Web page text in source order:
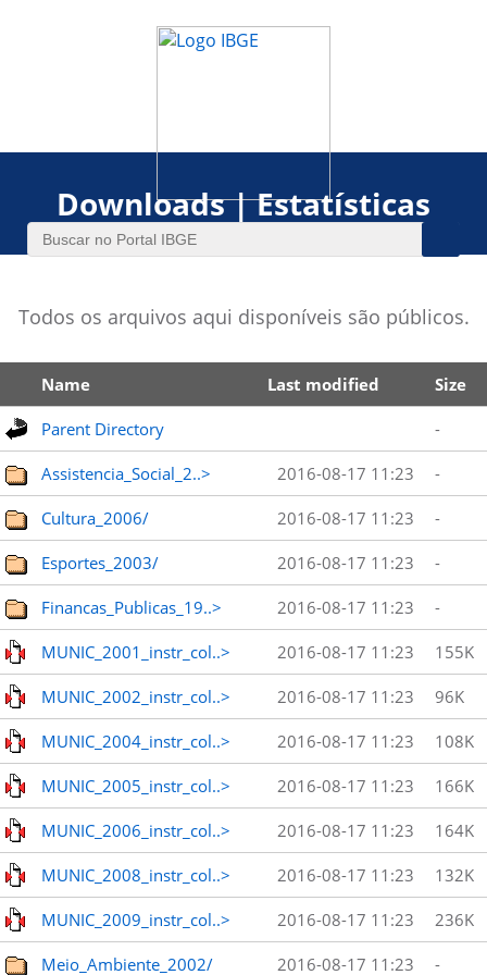
Downloads | Estatísticas
Todos os arquivos aqui disponíveis são públicos.
Name Last modified Size
Parent Directory -
Assistencia_Social_2..> 2016-08-17 11:23 -
Cultura_2006/ 2016-08-17 11:23 -
Esportes_2003/ 2016-08-17 11:23 -
Financas_Publicas_19..> 2016-08-17 11:23 -
MUNIC_2001_instr_col..> 2016-08-17 11:23 155K
MUNIC_2002_instr_col..> 2016-08-17 11:23 96K
MUNIC_2004_instr_col..> 2016-08-17 11:23 108K
MUNIC_2005_instr_col..> 2016-08-17 11:23 166K
MUNIC_2006_instr_col..> 2016-08-17 11:23 164K
MUNIC_2008_instr_col..> 2016-08-17 11:23 132K
MUNIC_2009_instr_col..> 2016-08-17 11:23 236K
Meio_Ambiente_2002/ 2016-08-17 11:23 -